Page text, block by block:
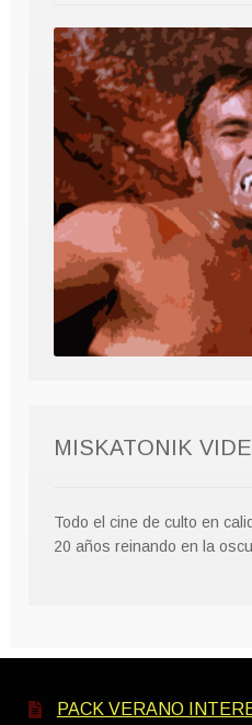
MISKATONIK
Todo el cine de culto en
20 años reinando en la
PACK VERANO